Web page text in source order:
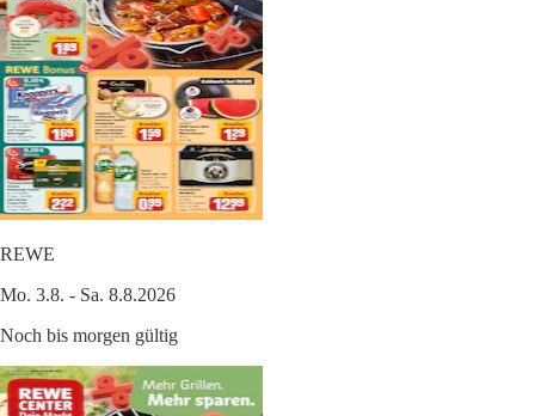
REWE
Mo. 3.8. - Sa. 8.8.2026
Noch bis morgen gültig